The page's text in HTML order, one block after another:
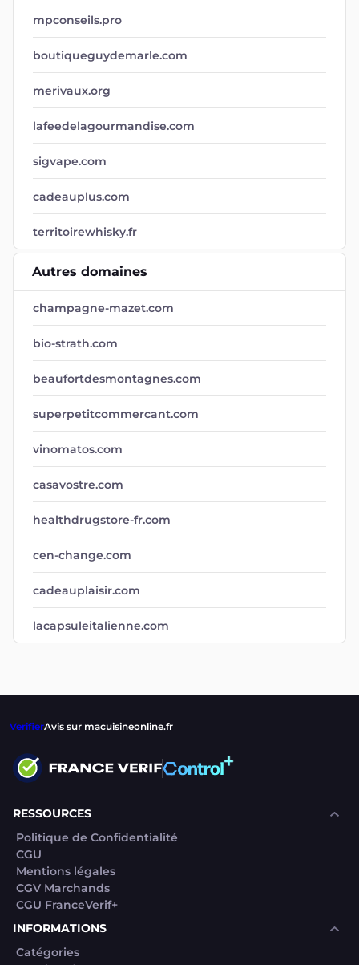
mpconseils.pro
boutiqueguydemarle.com
merivaux.org
lafeedelagourmandise.com
sigvape.com
cadeauplus.com
territoirewhisky.fr
Autres domaines
champagne-mazet.com
bio-strath.com
beaufortdesmontagnes.com
superpetitcommercant.com
vinomatos.com
casavostre.com
healthdrugstore-fr.com
cen-change.com
cadeauplaisir.com
lacapsuleitalienne.com
VerifierAvis sur macuisineonline.fr
RESSOURCES
Politique de Confidentialité
CGU
Mentions légales
CGV Marchands
CGU FranceVerif+
INFORMATIONS
Catégories